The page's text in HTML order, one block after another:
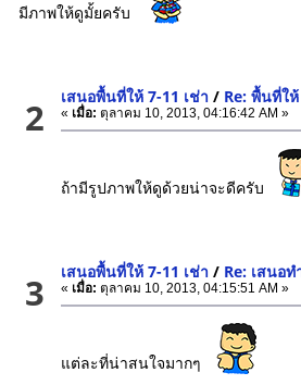
มีภาพให้ดูมั้ยครับ
2 เสนอพื้นที่ให้ 7-11 เช่า / Re: พื้นที่ใ
« เมื่อ: ตุลาคม 10, 2013, 04:16:42 AM »
ถ้ามีรูปภาพให้ดูด้วยน่าจะดีครับ
3 เสนอพื้นที่ให้ 7-11 เช่า / Re: เสนอ
« เมื่อ: ตุลาคม 10, 2013, 04:15:51 AM »
แต่ละที่น่าสนใจมากๆ